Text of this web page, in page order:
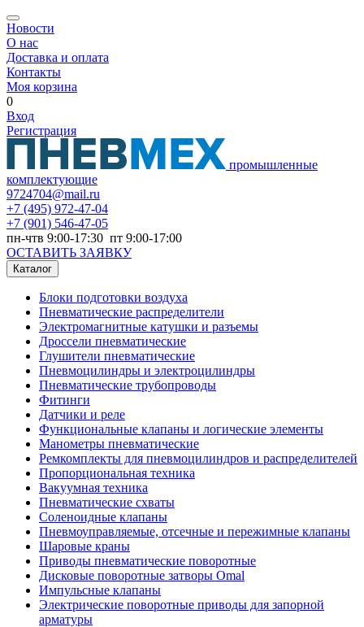
Новости
О нас
Доставка и оплата
Контакты
Моя корзина
0
Вход
Регистрация
промышленные
комплектующие
9724704@mail.ru
+7 (495) 972-47-04
+7 (901) 546-47-05
пн-чтв 9:00-17:30 пт 9:00-17:00
ОСТАВИТЬ ЗАЯВКУ
Каталог
Блоки подготовки воздуха
Пневматические распределители
Электромагнитные катушки и разъемы
Дроссели пневматические
Глушители пневматические
Пневмоцилиндры и электроцилиндры
Пневматические трубопроводы
Фитинги
Датчики и реле
Функциональные клапаны и логические элементы
Манометры пневматические
Ремкомплекты для пневмоцилиндров и распределителей
Пропорциональная техника
Вакуумная техника
Пневматические схваты
Соленоидные клапаны
Пневмоуправляемые, отсечные и пережимные клапаны
Шаровые краны
Приводы пневматические поворотные
Дисковые поворотные затворы Omal
Импульсные клапаны
Электрические поворотные приводы для запорной
арматуры